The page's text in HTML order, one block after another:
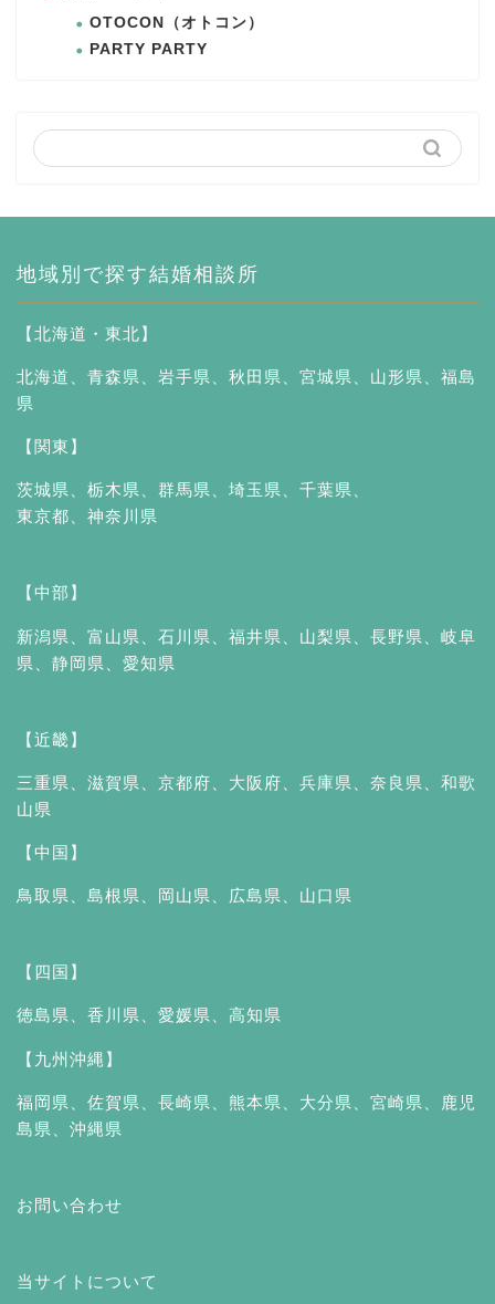
OTOCON（オトコン）
PARTY PARTY
地域別で探す結婚相談所
【北海道・東北】
北海道 青森県 岩手県 秋田県 宮城県 山形県
福島
県
【関東】
茨城県、 栃木県、 群馬県、 埼玉県、 千葉県、
東京都、 神奈川県
【中部】
新潟県 富山県 石川県 福井県 山梨県 長野県
岐阜
県
静岡県 愛知県
【近畿】
三重県 滋賀県 京都府 大阪府 兵庫県 奈良県
和歌
山県
【中国】
鳥取県 島根県 岡山県 広島県 山口県
【四国】
徳島県 香川県 愛媛県 高知県
【九州沖縄】
福岡県 佐賀県 長崎県 熊本県 大分県 宮崎県
鹿児
島県
沖縄県
お問い合わせ
当サイトについて